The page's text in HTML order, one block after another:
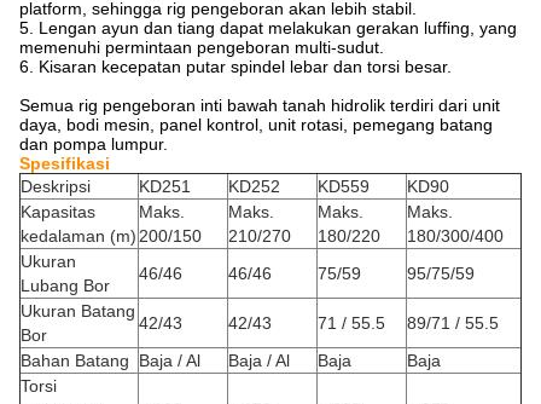
platform, sehingga rig pengeboran akan lebih stabil.
5. Lengan ayun dan tiang dapat melakukan gerakan luffing, yang
memenuhi permintaan pengeboran multi-sudut.
6. Kisaran kecepatan putar spindel lebar dan torsi besar.
Semua rig pengeboran inti bawah tanah hidrolik terdiri dari unit
daya, bodi mesin, panel kontrol, unit rotasi, pemegang batang
dan pompa lumpur.
Spesifikasi
Deskripsi
KD251 KD252 KD559
KD90
Kapasitas
kedalaman (m)
Maks.
200/150
Maks.
210/270
Maks.
180/220
Maks.
180/300/400
Ukuran
Lubang Bor
46/46 46/46 75/59
95/75/59
Ukuran Batang
Bor
42/43 42/43 71 / 55.5
89/71 / 55.5
Bahan Batang
Baja / Al Baja / Al Baja
Baja
Torsi